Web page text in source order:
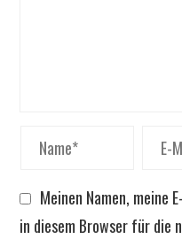
Meinen Namen, meine
in diesem Browser für die